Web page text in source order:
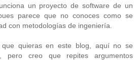
un proyecto de software de un
parece que no conoces como se
con metodologías de ingeniería.
que quieras en este blog, aquí no se
pero creo que repites argumentos